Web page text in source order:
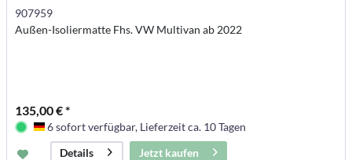
907959
Außen-Isoliermatte Fhs. VW Multivan ab 2022
135,00 € *
Deutschland
6 sofort verfügbar, Lieferzeit ca. 10 Tagen
Details
Jetzt kaufen